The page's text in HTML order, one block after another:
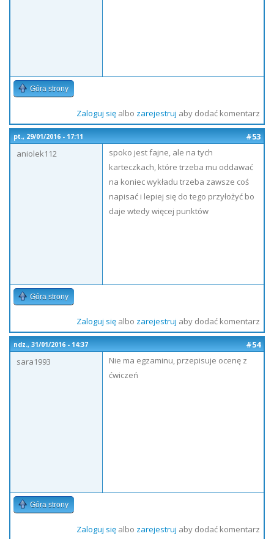
Góra strony
Zaloguj sięalbo zarejestruj aby dodać komentarz
pt., 29/01/2016 - 17:11
#53
aniolek112
spoko jest fajne, ale na tych
karteczkach, które trzeba mu oddawać
na koniec wykładu trzeba zawsze coś
napisać i lepiej się do tego przyłożyć bo
daje wtedy więcej punktów
Góra strony
Zaloguj sięalbo zarejestruj aby dodać komentarz
ndz., 31/01/2016 - 14:37
#54
sara1993
Nie ma egzaminu, przepisuje ocenę z
ćwiczeń
Góra strony
Zaloguj sięalbo zarejestruj aby dodać komentarz